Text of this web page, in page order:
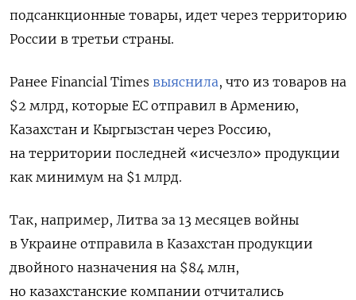
подсанкционные товары, идет через территорию
России в третьи страны.
Ранее Financial Times выяснила, что из товаров на
$2 млрд, которые ЕС отправил в Армению,
Казахстан и Кыргызстан через Россию,
на территории последней «исчезло» продукции
как минимум на $1 млрд.
Так, например, Литва за 13 месяцев войны
в Украине отправила в Казахстан продукции
двойного назначения на $84 млн,
но казахстанские компании отчитались